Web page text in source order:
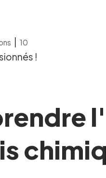
|10
!